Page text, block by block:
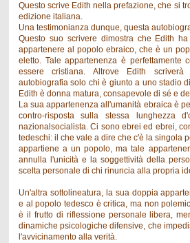
Questo scrive Edith nella prefazione, che si
edizione italiana.
Una testimonianza dunque, questa
Questo suo scrivere dimostra che Edith
appartenere al popolo ebraico, che è un
eletto. Tale appartenenza è
essere cristiana. Altrove Edith
autobiografia solo chi è giunto a uno stadio
Edith è donna matura, consapevole di sé e
La sua appartenenza all'umanità ebraica è
contro-risposta sulla stessa lunghezza
nazionalsocialista. Ci sono ebrei ed ebrei,
tedeschi: il che vale a dire che c'è la singola
appartiene a un popolo, ma tale
annulla l'unicità e la soggettività della
scelta personale di chi rinuncia alla propria
Un'altra sottolineatura, la sua doppia
e al popolo tedesco è critica, ma non
è il frutto di riflessione personale libera,
dinamiche psicologiche difensive, che
l'avvicinamento alla verità.